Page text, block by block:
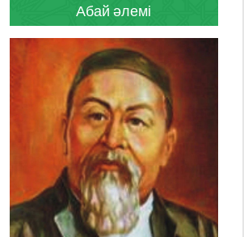
Абай әлемі